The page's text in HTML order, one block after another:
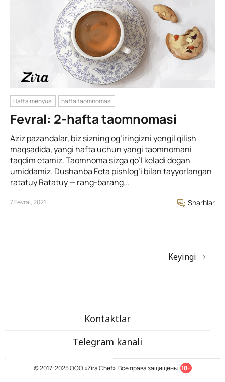
Hafta menyusi hafta taomnomasi
Fevral: 2-hafta taomnomasi
Aziz pazandalar, biz sizning og’iringizni yengil qilish
maqsadida, yangi hafta uchun yangi taomnomani
taqdim etamiz. Taomnoma sizga qo’l keladi degan
umiddamiz. Dushanba Feta pishlog’i bilan tayyorlangan
ratatuy Ratatuy — rang-barang...
7 Fevral, 2021 Sharhlar
Keyingi
Kontaktlar
Telegram kanali
© 2017-2025 ООО «Zira Chef». Все права защищены. 18+